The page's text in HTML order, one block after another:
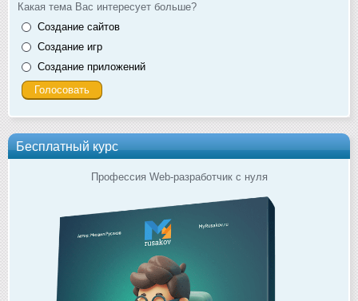
Какая тема Вас интересует больше?
Создание сайтов
Создание игр
Создание приложений
Бесплатный курс
Профессия Web-разработчик с нуля